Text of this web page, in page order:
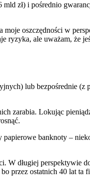
zł) i pośrednio
moje oszczędności w
ale uważam, że
lub bezpośrednie
zarabia. Lokując
papierowe banknoty –
długiej perspektywie
ostatnich 40 lat ta